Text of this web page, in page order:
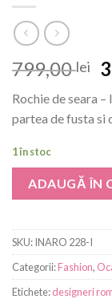
799,00lei
a
Rochie de seara
partea de fusta si
1 în stoc
ADAUGĂ ÎN
SKU:INARO 228-I
Categorii:Fashion,
Etichete:designeri